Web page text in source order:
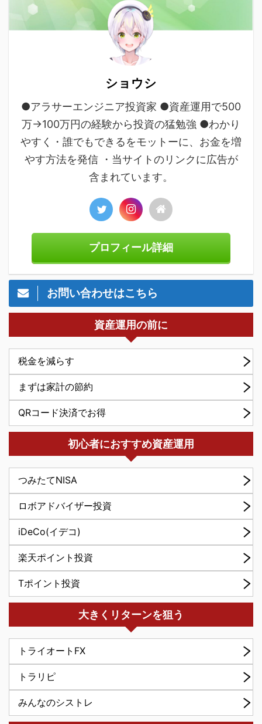
ショウシ
●アラサーエンジニア投資家 ●資産運用で500
万→100万円の経験から投資の猛勉強 ●わかり
やすく・誰でもできるをモットーに、お金を増
やす方法を発信 ・当サイトのリンクに広告が
含まれています。
プロフィール詳細
お問い合わせはこちら
資産運用の前に
税金を減らす
まずは家計の節約
QRコード決済でお得
初心者におすすめ資産運用
つみたてNISA
ロボアドバイザー投資
iDeCo(イデコ)
楽天ポイント投資
Tポイント投資
大きくリターンを狙う
トライオートFX
トラリピ
みんなのシストレ